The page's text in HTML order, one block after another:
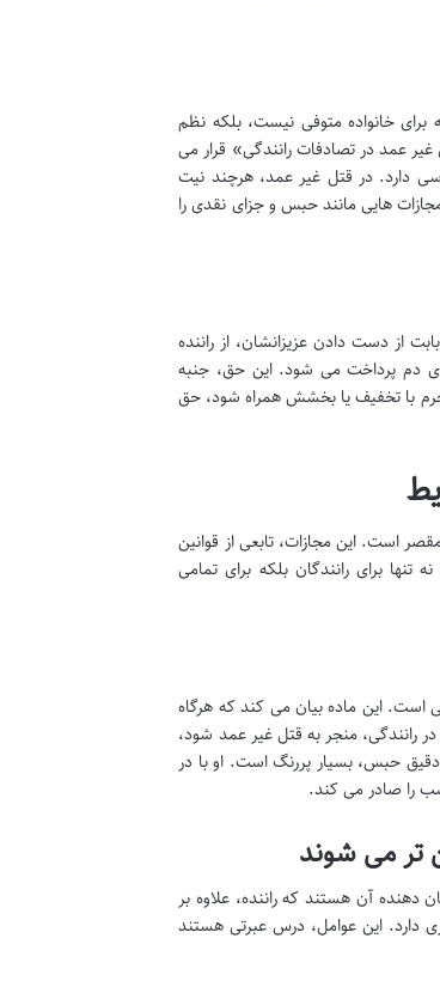
خانواده متوفی نیست، بلکه نظم
عمد در تصادفات رانندگی» قرار می
دارد. در قتل غیر عمد، هرچند نیت
هایی مانند حبس و جزای نقدی را
از دست دادن عزیزانشان، از راننده
دم پرداخت می شود. این حق، جنبه
با تخفیف یا بخشش همراه شود، حق
است. این مجازات، تابعی از قوانین
برای رانندگان بلکه برای تمامی
منجر به فوت، ماده ۷۱۴ قانون مجازات اسلامی است. این ماده بیان می کند که هرگاه
رانندگی، منجر به قتل غیر عمد شود،
حبس، بسیار پررنگ است. او با در
را صادر می کند.
تر می شوند
آن هستند که راننده، علاوه بر
این عوامل، درس عبرتی هستند